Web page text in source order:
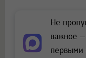
Не
важное —
первыми